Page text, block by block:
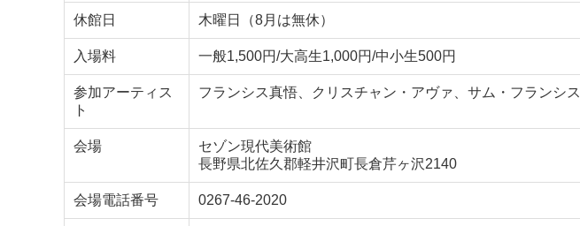
休館日 木曜日（8月は無休）
入場料 一般1,500円/大高生1,000円/中小生500円
参加アーティス
ト
フランシス真悟、クリスチャン・アヴァ、サム・フランシス
会場
セゾン現代美術館
長野県北佐久郡軽井沢町長倉芹ヶ沢2140
会場電話番号 0267-46-2020